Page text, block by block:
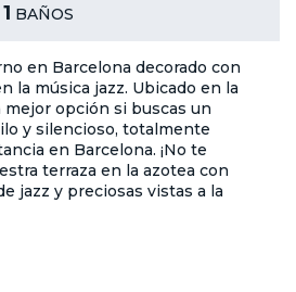
1 BAÑOS
en Barcelona decorado con
la música jazz. Ubicado en la
mejor opción si buscas un
y silencioso, totalmente
en Barcelona. ¡No te
terraza en la azotea con
jazz y preciosas vistas a la